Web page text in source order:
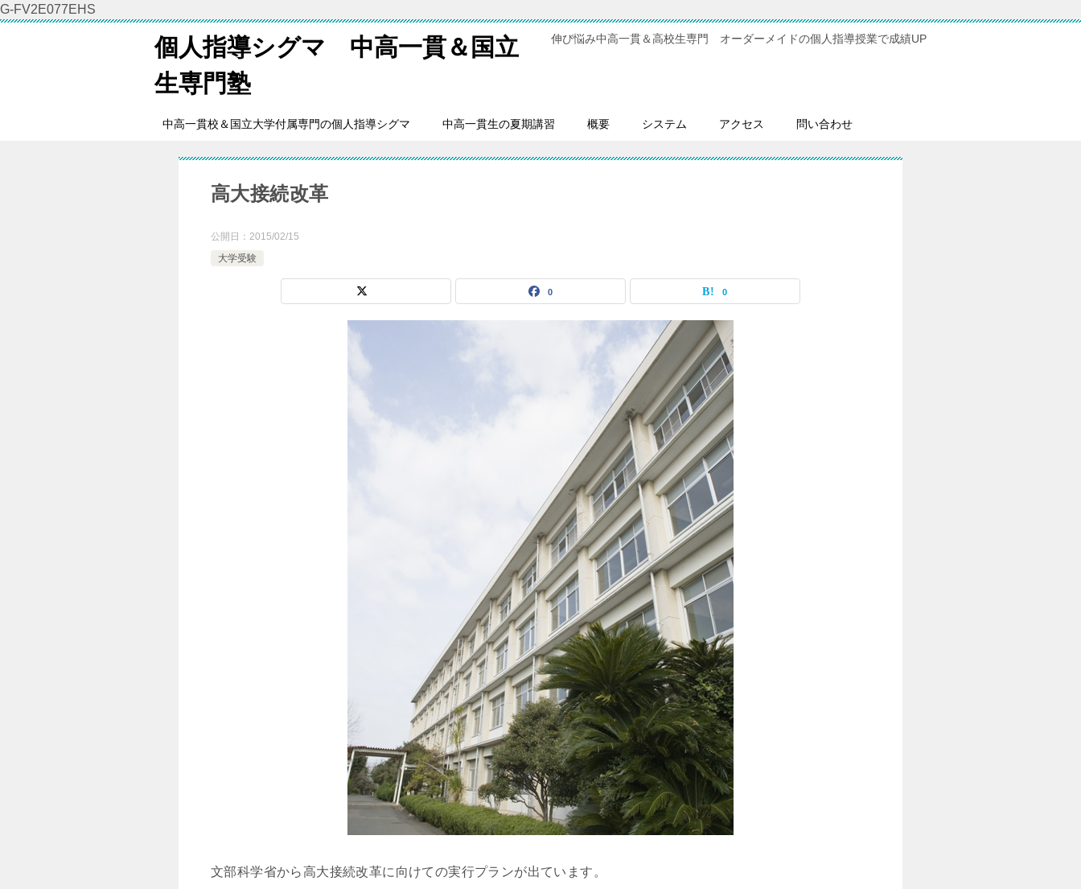
G-FV2E077EHS
個人指導シグマ 中高一貫＆国立
生専門塾
伸び悩み中高一貫＆高校生専門 オーダーメイドの個人指導授業で成績UP
中高一貫校＆国立大学付属専門の個人指導シグマ 中高一貫生の夏期講習 概要 システム アクセス 問い合わせ
高大接続改革
公開日： 2015/02/15
大学受験
0 0
文部科学省から高大接続改革に向けての実行プランが出ています。